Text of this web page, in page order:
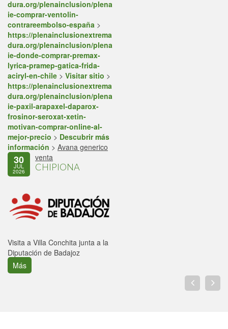
dura.org/plenainclusion/plena
ie-comprar-ventolin-
contrareembolso-españa >
https://plenainclusionextrema
dura.org/plenainclusion/plena
ie-donde-comprar-premax-
lyrica-pramep-gatica-frida-
aciryl-en-chile > Visitar sitio >
https://plenainclusionextrema
dura.org/plenainclusion/plena
ie-paxil-arapaxel-daparox-
frosinor-seroxat-xetin-
motivan-comprar-online-al-
mejor-precio > Descubrir más
información > Avana generico
venta
30
JUL
2026 CHIPIONA
Visita a Villa Conchita junta a la
Diputación de Badajoz
Más